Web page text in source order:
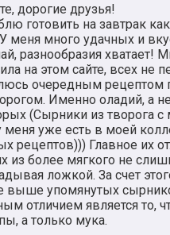
дорогие друзья!
готовить на завтрак
меня много удачных и
разнообразия хватает!
на этом сайте, всех не
очередным рецептом
Именно оладий, а
(Сырники из творога с
уже есть в моей
рецептов))) Главное их
из более мягкого не
ложкой. За счет
выше упомянутых
отличием является то,
а только мука.